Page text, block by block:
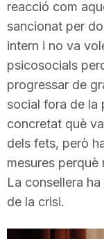
t
d
e
T
a
r
reacció com
sancionat per
intern i no va
psicosocials
progressar de
social fora de la
concretat què
dels fets, però
mesures perquè
La consellera
de la crisi.